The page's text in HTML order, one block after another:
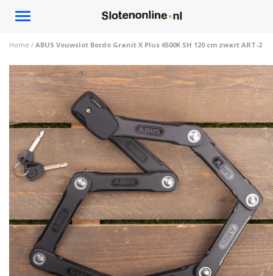
Toggle
Home / ABUS Vouwslot Bordo Granit X Plus 6500K SH 120 cm zwart ART-2